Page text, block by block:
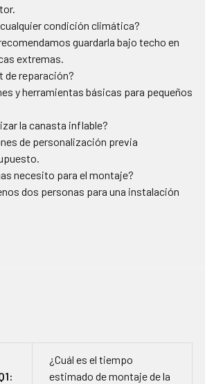
condición climática?
guardarla bajo techo en
extremas.
de reparación?
y herramientas básicas para pequeños
la canasta inflable?
de personalización previa
necesito para el montaje?
dos personas para una instalación
¿Cuál es el tiempo
estimado de montaje de la